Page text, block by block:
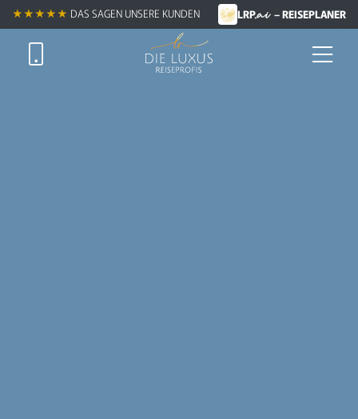
★★★★★ DAS SAGEN UNSERE KUNDEN LRP.ai – REISEPLANER